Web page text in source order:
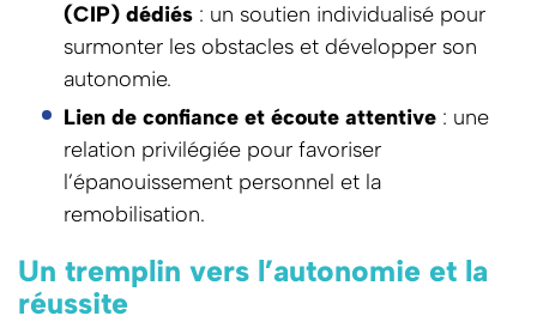
(CIP) dédiés : un soutien individualisé pour
surmonter les obstacles et développer son
autonomie.
Lien de confiance et écoute attentive : une
relation privilégiée pour favoriser
l’épanouissement personnel et la
remobilisation.
Un tremplin vers l’autonomie et la
réussite